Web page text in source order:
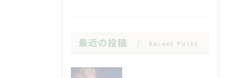
最近の投稿 Recent Posts